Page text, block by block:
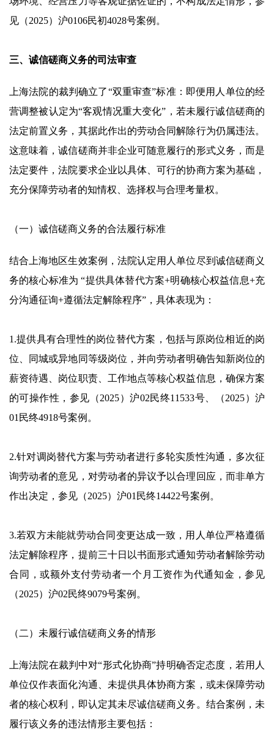
见（2025）沪0106民初4028号案例。
三、诚信磋商义务的司法审查
上海法院的裁判确立了“双重审查”标准：即便用人单位的经
营调整被认定为“客观情况重大变化”，若未履行诚信磋商的
法定前置义务，其据此作出的劳动合同解除行为仍属违法。
这意味着，诚信磋商并非企业可随意履行的形式义务，而是
法定要件，法院要求企业以具体、可行的协商方案为基础，
充分保障劳动者的知情权、选择权与合理考量权。
（一）诚信磋商义务的合法履行标准
结合上海地区生效案例，法院认定用人单位尽到诚信磋商义
务的核心标准为 “提供具体替代方案+明确核心权益信息+充
分沟通征询+遵循法定解除程序”，具体表现为：
1.提供具有合理性的岗位替代方案，包括与原岗位相近的岗
位、同城或异地同等级岗位，并向劳动者明确告知新岗位的
薪资待遇、岗位职责、工作地点等核心权益信息，确保方案
的可操作性，参见（2025）沪02民终11533号、（2025）沪
01民终4918号案例。
2.针对调岗替代方案与劳动者进行多轮实质性沟通，多次征
询劳动者的意见，对劳动者的异议予以合理回应，而非单方
作出决定，参见（2025）沪01民终14422号案例。
3.若双方未能就劳动合同变更达成一致，用人单位严格遵循
法定解除程序，提前三十日以书面形式通知劳动者解除劳动
合同，或额外支付劳动者一个月工资作为代通知金，参见
（2025）沪02民终9079号案例。
（二）未履行诚信磋商义务的情形
上海法院在裁判中对“形式化协商”持明确否定态度，若用人
单位仅作表面化沟通、未提供具体协商方案，或未保障劳动
者的核心权利，即认定其未尽诚信磋商义务。结合案例，未
履行该义务的违法情形主要包括：